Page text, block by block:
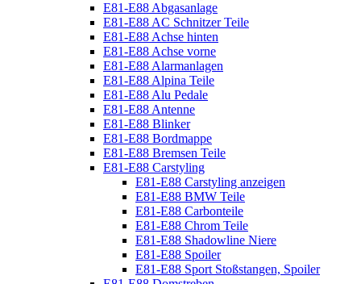
E81-E88 Abgasanlage
E81-E88 AC Schnitzer Teile
E81-E88 Achse hinten
E81-E88 Achse vorne
E81-E88 Alarmanlagen
E81-E88 Alpina Teile
E81-E88 Alu Pedale
E81-E88 Antenne
E81-E88 Blinker
E81-E88 Bordmappe
E81-E88 Bremsen Teile
E81-E88 Carstyling
E81-E88 Carstyling anzeigen
E81-E88 BMW Teile
E81-E88 Carbonteile
E81-E88 Chrom Teile
E81-E88 Shadowline Niere
E81-E88 Spoiler
E81-E88 Sport Stoßstangen, Spoiler